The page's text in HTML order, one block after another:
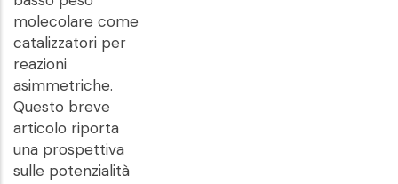
molecolare come
catalizzatori per
reazioni
asimmetriche.
Questo breve
articolo riporta
una prospettiva
sulle potenzialità